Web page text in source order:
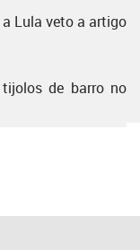
Lula veto a artigo
de barro no